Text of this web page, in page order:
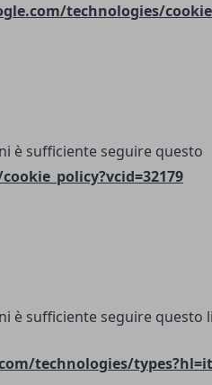
technologies/
è sufficiente seguire questo
è sufficiente seguire questo
technologies/types?hl=it